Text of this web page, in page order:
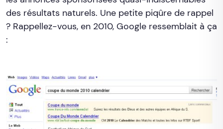
des résultats naturels. Une petite piqûre de rappel
? Rappellez-vous, en 2010, Google ressemblait à ça
: